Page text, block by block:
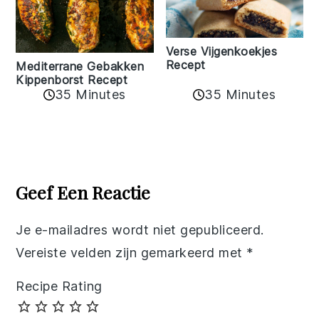
Mediterrane Gebakken
Kippenborst Recept
35 Minutes
Verse Vijgenkoekjes
Recept
35 Minutes
Interactions
Geef Een Reactie
Je e-mailadres wordt niet gepubliceerd.
Vereiste velden zijn gemarkeerd met *
Recipe Rating